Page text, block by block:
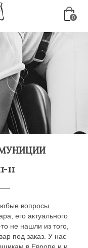
0
11
вопросы
его актуального
не нашли из того,
под заказ. У нас